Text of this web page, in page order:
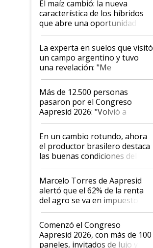
El maíz cambió: la nueva
característica de los híbridos
que abre una oportunidad en
el lote
La experta en suelos que visitó
un campo argentino y tuvo
una revelación: "Me
impresionó mucho"
Más de 12.500 personas
pasaron por el Congreso
Aapresid 2026: "Volvió a
demostrar que hablar del
suelo es hablar de todo el
sistema productivo"
En un cambio rotundo, ahora
el productor brasilero destaca
las buenas condiciones del
agro argentino para invertir:
"Los veo más motivados"
Marcelo Torres de Aapresid
alertó que el 62% de la renta
del agro se va en impuestos:
"No es bueno que en
Argentina se sigan discutiendo
las mismas cosas de hace 50
años"
Comenzó el Congreso
Aapresid 2026, con más de 100
paneles, invitados de lujo y